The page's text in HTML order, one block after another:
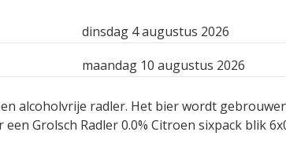
dinsdag 4 augustus 2026
maandag 10 augustus 2026
alcoholvrije radler. Het bier wordt
een Grolsch Radler 0.0% Citroen sixpack blik